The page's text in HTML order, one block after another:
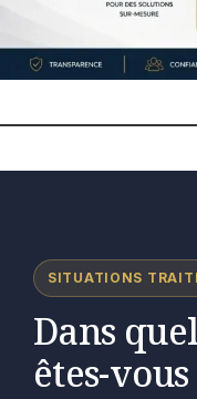
SITUATIONS
Dans
êtes-vous